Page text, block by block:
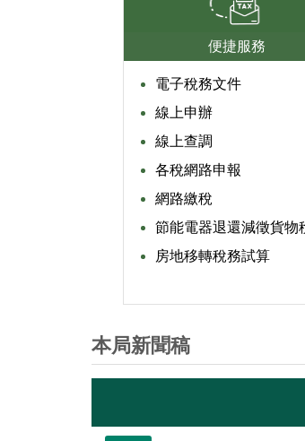
便捷服務
電子稅務文件
線上申辦
線上查調
各稅網路申報
網路繳稅
節能電器退還減徵貨物
房地移轉稅務試算
本局新聞稿